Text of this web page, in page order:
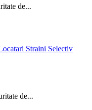
de...
de...